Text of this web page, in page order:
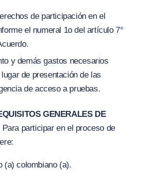
de participación en el
el numeral 1o del artículo 7°
y demás gastos necesarios
de presentación de las
de acceso a pruebas.
GENERALES DE
Para participar en el proceso de
(a) colombiano (a).